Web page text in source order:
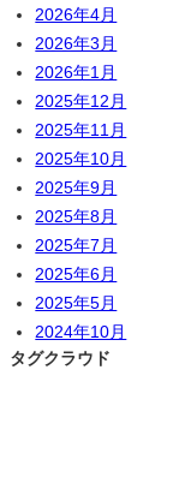
2026年4月
2026年3月
2026年1月
2025年12月
2025年11月
2025年10月
2025年9月
2025年8月
2025年7月
2025年6月
2025年5月
2024年10月
タグクラウド